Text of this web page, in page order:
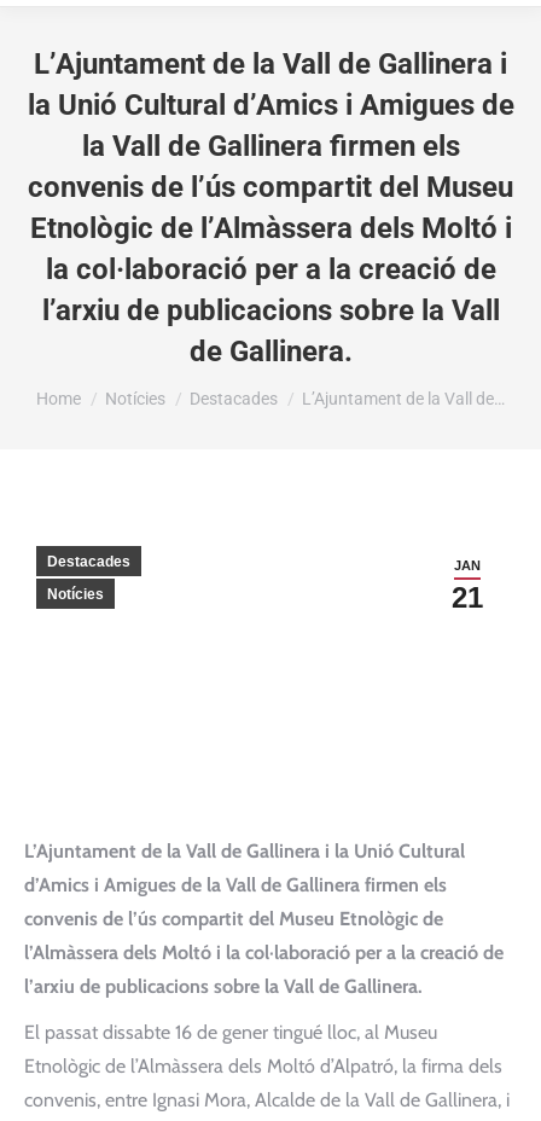
L’Ajuntament de la Vall de Gallinera i
la Unió Cultural d’Amics i Amigues de
la Vall de Gallinera firmen els
convenis de l’ús compartit del Museu
Etnològic de l’Almàssera dels Moltó i
la col·laboració per a la creació de
l’arxiu de publicacions sobre la Vall
de Gallinera.
You are here:
Home Notícies Destacades L’Ajuntament de la Vall de…
JAN
21
Destacades
Notícies
L’Ajuntament de la Vall de Gallinera i la Unió Cultural
d’Amics i Amigues de la Vall de Gallinera firmen els
convenis de l’ús compartit del Museu Etnològic de
l’Almàssera dels Moltó i la col·laboració per a la creació de
l’arxiu de publicacions sobre la Vall de Gallinera.
El passat dissabte 16 de gener tingué lloc, al Museu
Etnològic de l’Almàssera dels Moltó d’Alpatró, la firma dels
convenis, entre Ignasi Mora, Alcalde de la Vall de Gallinera, i